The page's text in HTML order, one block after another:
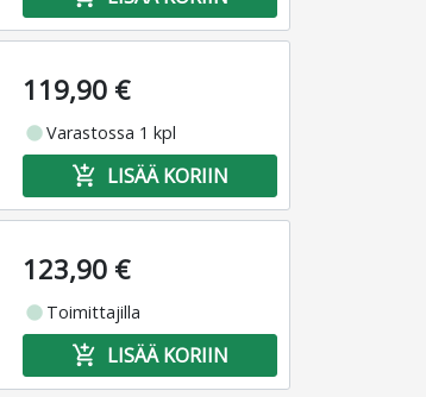
119,90 €
fiber_manual_recordVarastossa 1 kpl
add_shopping_cart LISÄÄ KORIIN
123,90 €
fiber_manual_record Toimittajilla
add_shopping_cart LISÄÄ KORIIN